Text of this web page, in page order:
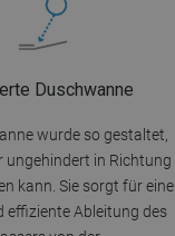
Duschwanne
wurde so gestaltet,
ungehindert in Richtung
kann. Sie sorgt für eine
effiziente Ableitung des